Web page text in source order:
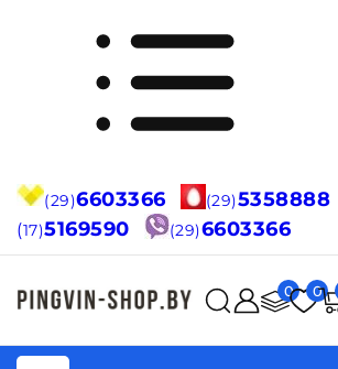
(29)6603366 (29)5358888
(17)5169590 (29)6603366
0 0